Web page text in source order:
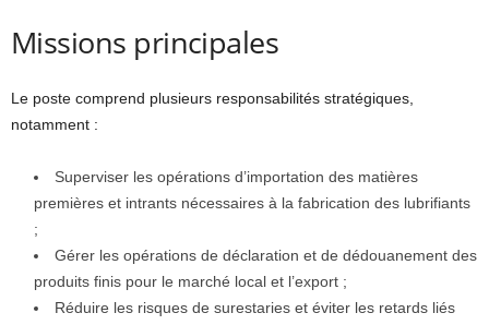
Missions principales
Le poste comprend plusieurs responsabilités stratégiques,
notamment :
Superviser les opérations d’importation des matières
premières et intrants nécessaires à la fabrication des lubrifiants
;
Gérer les opérations de déclaration et de dédouanement des
produits finis pour le marché local et l’export ;
Réduire les risques de surestaries et éviter les retards liés